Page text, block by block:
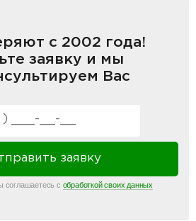
с 2002 года!
заявку и мы
Вас
заявку
соглашаетесь с обработкой своих данных